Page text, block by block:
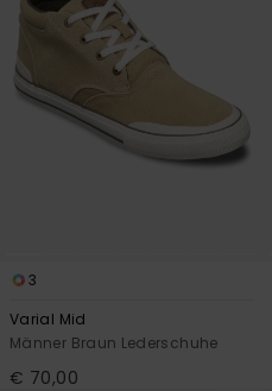
3
Varial Mid
Männer Braun Lederschuhe
€ 70,00